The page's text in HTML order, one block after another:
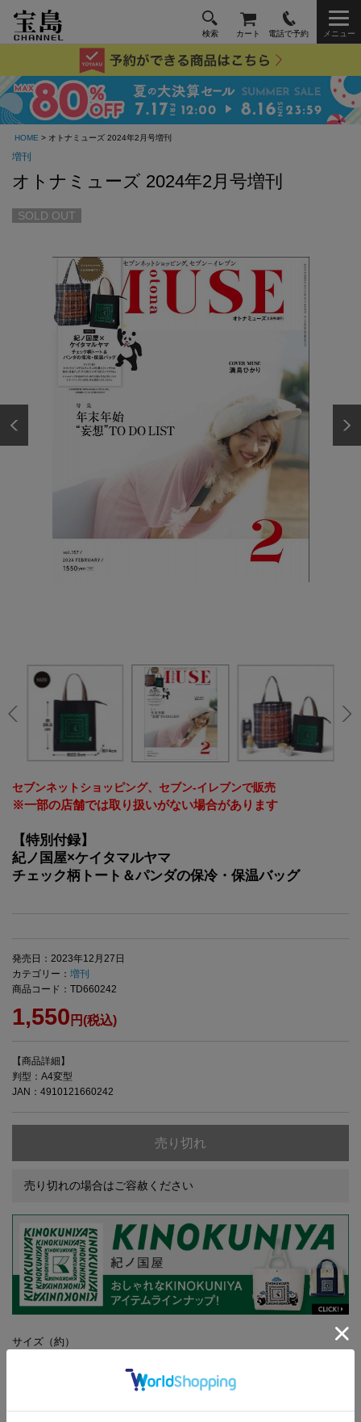
検索 カート 電話で予約 メニュー
HOME > オトナミューズ 2024年2月号増刊
増刊
オトナミューズ 2024年2月号増刊
SOLD OUT
セブンネットショッピング、セブン‐イレブンで販売
※一部の店舗では取り扱いがない場合があります
【特別付録】
紀ノ国屋×ケイタマルヤマ
チェック柄トート＆パンダの保冷・保温バッグ
発売日：2023年12月27日
カテゴリー： 増刊
商品コード：TD660242
1,550 円(税込)
【商品詳細】
判型：A4変型
JAN：4910121660242
売り切れ
売り切れの場合はご容赦ください
サイズ（約）
【保冷・保温バッグ】高さ26.5×幅22.5×マチ14cm
※バッグ以外は付録に含まれません
※トートバッグには保冷・保温機能はございません